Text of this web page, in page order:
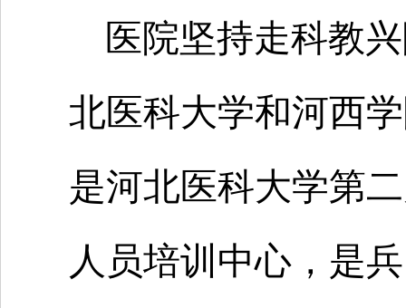
医院坚持走科教
北医科大学和河西
是河北医科大学第
人员培训中心，是